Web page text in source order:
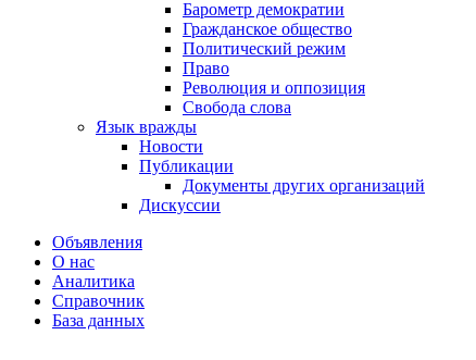
Барометр демократии
Гражданское общество
Политический режим
Право
Революция и оппозиция
Свобода слова
Язык вражды
Новости
Публикации
Документы других организаций
Дискуссии
Объявления
О нас
Аналитика
Справочник
База данных